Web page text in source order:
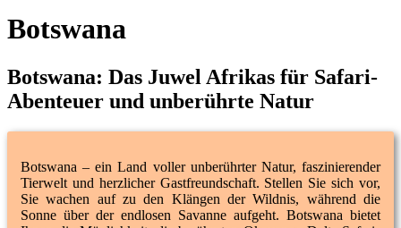
Botswana
Botswana: Das Juwel Afrikas für Safari-
Abenteuer und unberührte Natur
Botswana – ein Land voller unberührter Natur, faszinierender
Tierwelt und herzlicher Gastfreundschaft. Stellen Sie sich vor,
Sie wachen auf zu den Klängen der Wildnis, während die
Sonne über der endlosen Savanne aufgeht. Botswana bietet